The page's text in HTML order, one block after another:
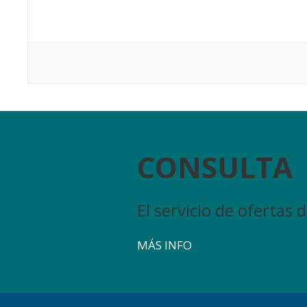
CONSULTA
El servicio de ofertas
MÁS INFO